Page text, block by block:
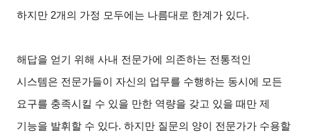
하지만 2개의 가정 모두에는 나름대로 한계가 있다.
해답을 얻기 위해 사내 전문가에 의존하는 전통적인
시스템은 전문가들이 자신의 업무를 수행하는 동시에 모든
요구를 충족시킬 수 있을 만한 역량을 갖고 있을 때만 제
기능을 발휘할 수 있다. 하지만 질문의 양이 전문가가 수용할